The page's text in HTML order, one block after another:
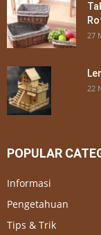
27
22
POPULAR
Informasi
Pengetahuan
Tips & Trik